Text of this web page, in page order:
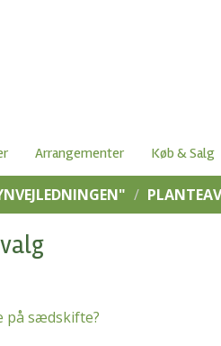
Arrangementer Køb & Salg
på sædskifte?